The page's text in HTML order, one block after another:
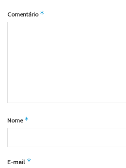
Comentário *
Nome *
E-mail *